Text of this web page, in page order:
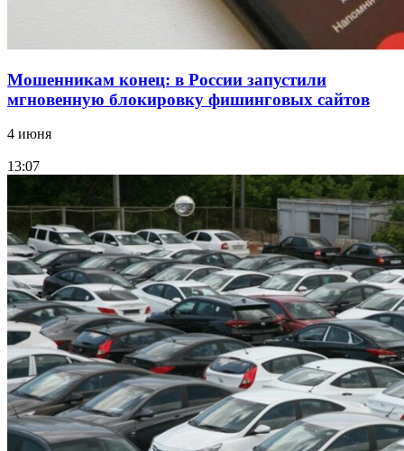
Мошенникам конец: в России запустили
мгновенную блокировку фишинговых сайтов
4 июня
13:07